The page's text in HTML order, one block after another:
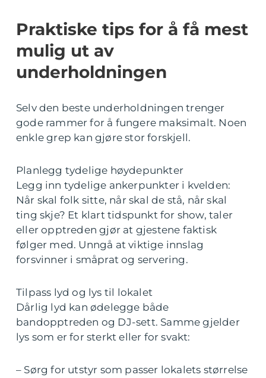
Praktiske tips for å få mest
mulig ut av
underholdningen
Selv den beste underholdningen trenger
gode rammer for å fungere maksimalt. Noen
enkle grep kan gjøre stor forskjell.
Planlegg tydelige høydepunkter
Legg inn tydelige ankerpunkter i kvelden:
Når skal folk sitte, når skal de stå, når skal
ting skje? Et klart tidspunkt for show, taler
eller opptreden gjør at gjestene faktisk
følger med. Unngå at viktige innslag
forsvinner i småprat og servering.
Tilpass lyd og lys til lokalet
Dårlig lyd kan ødelegge både
bandopptreden og DJ-sett. Samme gjelder
lys som er for sterkt eller for svakt:
– Sørg for utstyr som passer lokalets størrelse